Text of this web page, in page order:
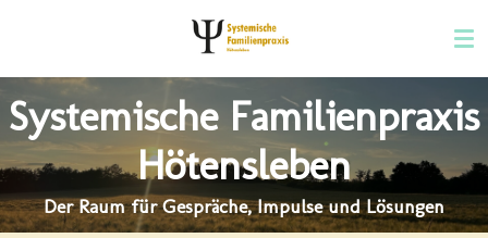
springen
Systemische Familienpraxis
Hötensleben
Der Raum für Gespräche, Impulse und Lösungen